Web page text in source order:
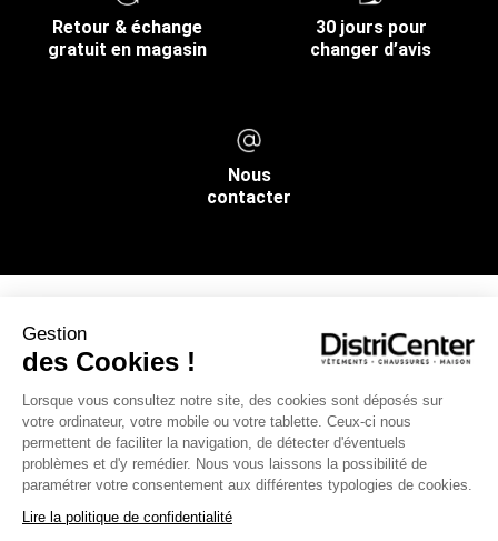
Gestion
des Cookies !
Lorsque vous consultez notre site, des cookies sont déposés sur
votre ordinateur, votre mobile ou votre tablette. Ceux-ci nous
permettent de faciliter la navigation, de détecter d'éventuels
problèmes et d'y remédier. Nous vous laissons la possibilité de
paramétrer votre consentement aux différentes typologies de cookies.
Lire la politique de confidentialité
Retour & échange
gratuit en magasin
30 jours pour
changer d’avis
Nous
contacter
INFOS PRATIQUES
L’ENSEIGNE DISTRICENTER